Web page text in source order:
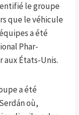
le groupe
que le véhicule
a été
Phar-
aux États-Unis.
a été
où,